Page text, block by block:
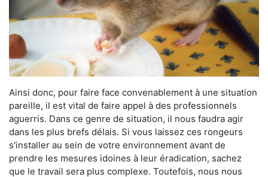
Ainsi donc, pour faire face convenablement à une situation
pareille, il est vital de faire appel à des professionnels
aguerris. Dans ce genre de situation, il nous faudra agir
dans les plus brefs délais. Si vous laissez ces rongeurs
s'installer au sein de votre environnement avant de
prendre les mesures idoines à leur éradication, sachez
que le travail sera plus complexe. Toutefois, nous nous